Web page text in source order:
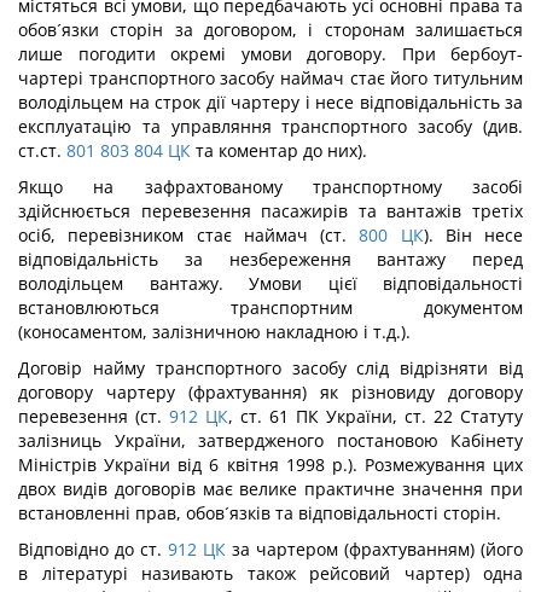
містяться всі умови, що передбачають усі основні права та
обов´язки сторін за договором, і сторонам залишається
лише погодити окремі умови договору. При бербоут-
чартері транспортного засобу наймач стає його титульним
володільцем на строк дії чартеру і несе відповідальність за
експлуатацію та управляння транспортного засобу (див.
ст.ст. 801 803 804 ЦК та коментар до них).
Якщо на зафрахтованому транспортному засобі
здійснюється перевезення пасажирів та вантажів третіх
осіб, перевізником стає наймач (ст. 800 ЦК). Він несе
відповідальність за незбереження вантажу перед
володільцем вантажу. Умови цієї відповідальності
встановлюються транспортним документом
(коносаментом, залізничною накладною і т.д.).
Договір найму транспортного засобу слід відрізняти від
договору чартеру (фрахтування) як різновиду договору
перевезення (ст. 912 ЦК, ст. 61 ПК України, ст. 22 Статуту
залізниць України, затвердженого постановою Кабінету
Міністрів України від 6 квітня 1998 р.). Розмежування цих
двох видів договорів має велике практичне значення при
встановленні прав, обов´язків та відповідальності сторін.
Відповідно до ст. 912 ЦК за чартером (фрахтуванням) (його
в літературі називають також рейсовий чартер) одна